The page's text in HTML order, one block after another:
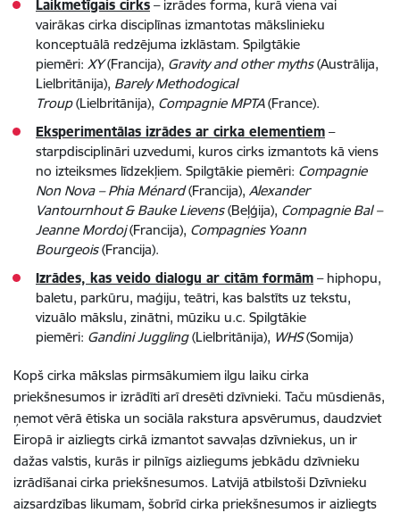
Laikmetīgais cirks – izrādes forma, kurā viena vai
vairākas cirka disciplīnas izmantotas mākslinieku
konceptuālā redzējuma izklāstam. Spilgtākie
piemēri: XY(Francija), Gravity and other myths(Austrālija,
Lielbritānija), Barely Methodogical
Troup(Lielbritānija), Compagnie MPTA(France).
Eksperimentālas izrādes ar cirka elementiem –
starpdisciplināri uzvedumi, kuros cirks izmantots kā viens
no izteiksmes līdzekļiem. Spilgtākie piemēri: Compagnie
Non Nova – Phia Ménard(Francija), Alexander
Vantournhout & Bauke Lievens(Beļģija), Compagnie Bal –
Jeanne Mordoj(Francija), Compagnies Yoann
Bourgeois(Francija).
Izrādes, kas veido dialogu ar citām formām – hiphopu,
baletu, parkūru, maģiju, teātri, kas balstīts uz tekstu,
vizuālo mākslu, zinātni, mūziku u.c. Spilgtākie
piemēri: Gandini Juggling(Lielbritānija), WHS(Somija)
Kopš cirka mākslas pirmsākumiem ilgu laiku cirka
priekšnesumos ir izrādīti arī dresēti dzīvnieki. Taču mūsdienās,
ņemot vērā ētiska un sociāla rakstura apsvērumus, daudzviet
Eiropā ir aizliegts cirkā izmantot savvaļas dzīvniekus, un ir
dažas valstis, kurās ir pilnīgs aizliegums jebkādu dzīvnieku
izrādīšanai cirka priekšnesumos. Latvijā atbilstoši Dzīvnieku
aizsardzības likumam, šobrīd cirka priekšnesumos ir aizliegts